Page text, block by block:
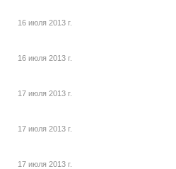
16 июля 2013 г.
16 июля 2013 г.
17 июля 2013 г.
17 июля 2013 г.
17 июля 2013 г.